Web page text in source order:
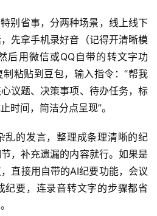
别省事，分两种场景，线上线下
先拿手机录好音（记得开清晰模
后用微信或QQ自带的转文字功
粘贴到豆包，输入指令：“帮我
议题、决策事项、待办任务，标
时间，简洁分点呈现”。
乱的发言，整理成条理清晰的纪
，补充遗漏的内容就行。如果是
直接用自带的AI纪要功能，会议
纪要，连录音转文字的步骤都省